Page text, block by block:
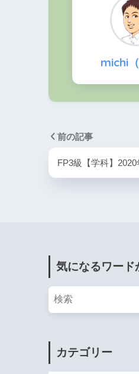
michi（
前の記事
FP3級【学科】2020
気になるワード
カテゴリー